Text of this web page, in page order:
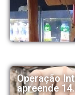
Operação
apreende